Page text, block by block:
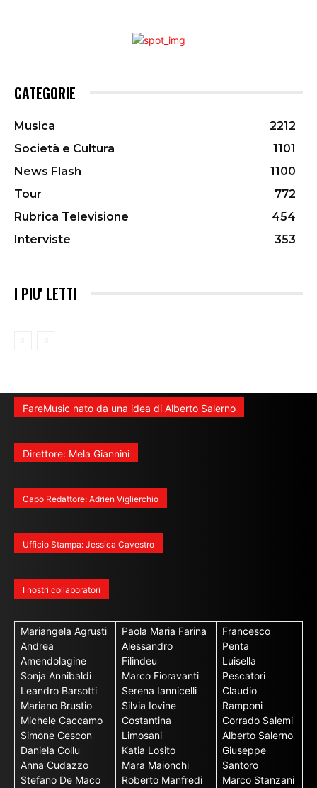
CATEGORIE
Musica
2212
Società e Cultura
1101
News Flash
1100
Tour
772
Rubrica Televisione
454
Interviste
353
I PIU' LETTI
FareMusic nato da una idea di Alberto Salerno
Direttore: Mela Giannini
Capo Redattore: Adrien Viglierchio
Ufficio Stampa: Jessica Cavestro
I nostri collaboratori
Mariangela Agrusti
Andrea
Amendolagine
Sonja Annibaldi
Leandro Barsotti
Mariano Brustio
Michele Caccamo
Simone Cescon
Daniela Collu
Anna Cudazzo
Stefano De Maco
Paola Maria Farina
Alessandro
Filindeu
Marco Fioravanti
Serena Iannicelli
Silvia Iovine
Costantina
Limosani
Katia Losito
Mara Maionchi
Roberto Manfredi
Francesco
Penta
Luisella
Pescatori
Claudio
Ramponi
Corrado Salemi
Alberto Salerno
Giuseppe
Santoro
Marco Stanzani